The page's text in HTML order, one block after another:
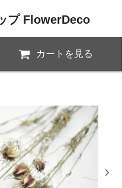
プ FlowerDeco
カートを見る